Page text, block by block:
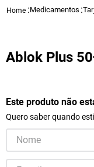
Medicamentos
Ablok Plus
Este produto não
Quero saber quando
4º
rosuvastatina 20mg
6º
shampoo
7º
dipirona
fraldas geriátricas
9º
tadalafila